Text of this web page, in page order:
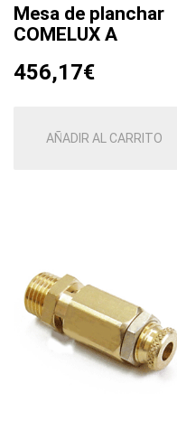
Mesa de planchar
COMELUX A
456,17€
AÑADIR AL CARRITO